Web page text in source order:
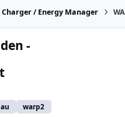
Charger / Energy Manager
-
warp2